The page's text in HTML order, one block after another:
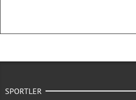
SPORTLER